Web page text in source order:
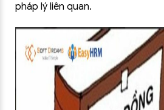
pháp lý liên quan.